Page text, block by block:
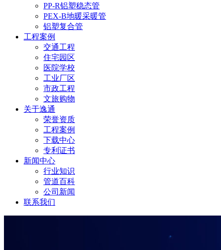
PP-R铝塑稳态管
PEX-B地暖采暖管
铝塑复合管
工程案例
交通工程
住宅园区
医院学校
工业厂区
市政工程
文旅购物
关于逸通
荣誉资质
工程案例
下载中心
专利证书
新闻中心
行业知识
管道百科
公司新闻
联系我们